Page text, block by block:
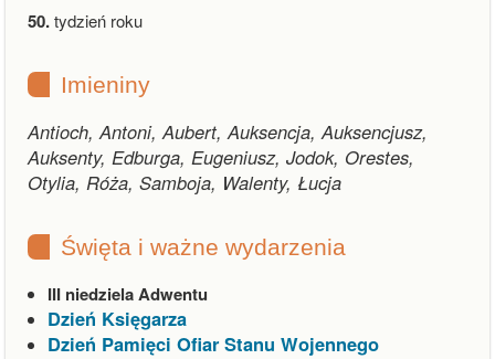
50.tydzień roku
Imieniny
Antioch, Antoni, Aubert, Auksencja, Auksencjusz,
Auksenty, Edburga, Eugeniusz, Jodok, Orestes,
Otylia, Róża, Samboja, Walenty, Łucja
Święta i ważne wydarzenia
III niedziela Adwentu
Dzień Księgarza
Dzień Pamięci Ofiar Stanu Wojennego